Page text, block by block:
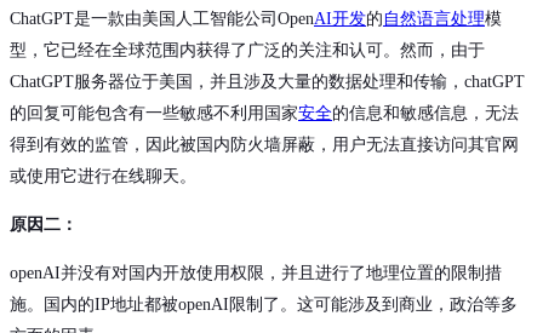
ChatGPT是一款由美国人工智能公司OpenAI开发的 自然语言处理模
型，它已经在全球范围内获得了广泛的关注和认可。然而，由于
ChatGPT服务器位于美国，并且涉及大量的数据处理和传输，chatGPT
的回复可能包含有一些敏感不利用国家安全的信息和敏感信息，无法
得到有效的监管，因此被国内防火墙屏蔽，用户无法直接访问其官网
或使用它进行在线聊天。
原因二：
openAI并没有对国内开放使用权限，并且进行了地理位置的限制措
施。国内的IP地址都被openAI限制了。这可能涉及到商业，政治等多